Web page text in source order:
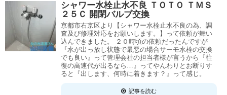
シャワー水栓止水不良 ＴＯＴＯ ＴＭＳ
２５Ｃ 開閉バルブ交換
京都市右京区より【シャワー水栓止水不良の為、調
査及び修理対応をお願いします。】って依頼が舞い
込んできました。 ２０時頃の依頼だったんですが
『水が出っ放し状態で最悪の場合サーモ水栓の交換
でも良い』って管理会社の担当者様が言うから『往
復の高速代が出るなら…』ってやんわりとお断りす
ると『出します、何時に着きます？』って感じ。
記事を読む